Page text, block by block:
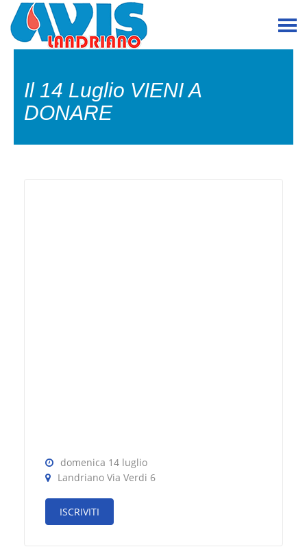
Il 14 Luglio VIENI A
DONARE
domenica 14 luglio
Landriano Via Verdi 6
ISCRIVITI